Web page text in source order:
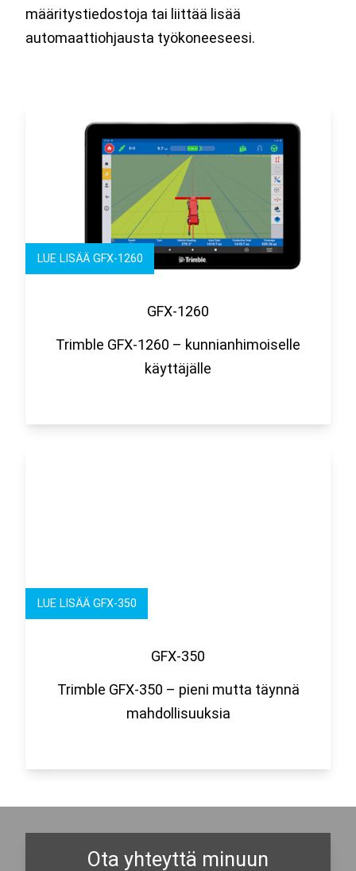
määritystiedostoja tai liittää lisää
automaattiohjausta työkoneeseesi.
LUE LISÄÄ GFX-1260
GFX-1260
Trimble GFX-1260 – kunnianhimoiselle
käyttäjälle
LUE LISÄÄ GFX-350
GFX-350
Trimble GFX-350 – pieni mutta täynnä
mahdollisuuksia
Ota yhteyttä minuun